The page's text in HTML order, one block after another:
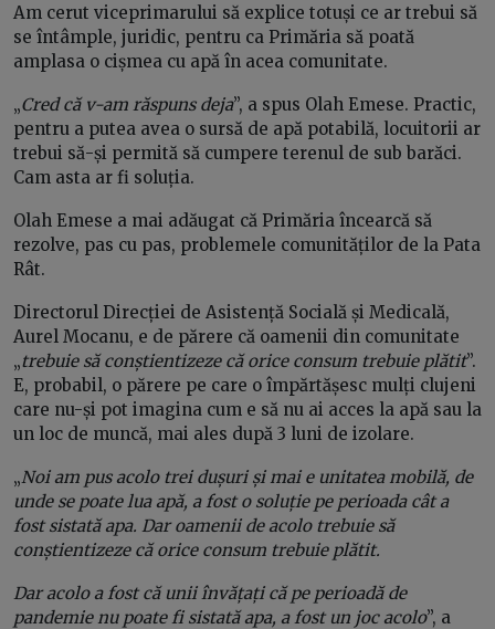
Am cerut viceprimarului să explice totuși ce ar trebui să
se întâmple, juridic, pentru ca Primăria să poată
amplasa o cișmea cu apă în acea comunitate.
„Cred că v-am răspuns deja”, a spus Olah Emese. Practic,
pentru a putea avea o sursă de apă potabilă, locuitorii ar
trebui să-și permită să cumpere terenul de sub barăci.
Cam asta ar fi soluția.
Olah Emese a mai adăugat că Primăria încearcă să
rezolve, pas cu pas, problemele comunităților de la Pata
Rât.
Directorul Direcției de Asistență Socială și Medicală,
Aurel Mocanu, e de părere că oamenii din comunitate
„trebuie să conștientizeze că orice consum trebuie plătit”.
E, probabil, o părere pe care o împărtășesc mulți clujeni
care nu-și pot imagina cum e să nu ai acces la apă sau la
un loc de muncă, mai ales după 3 luni de izolare.
„Noi am pus acolo trei dușuri și mai e unitatea mobilă, de
unde se poate lua apă, a fost o soluție pe perioada cât a
fost sistată apa. Dar oamenii de acolo trebuie să
conștientizeze că orice consum trebuie plătit.
Dar acolo a fost că unii învățați că pe perioadă de
pandemie nu poate fi sistată apa, a fost un joc acolo”, a